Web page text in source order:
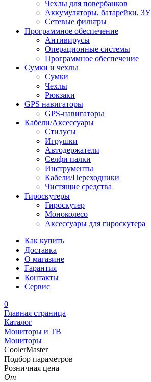
Чехлы для повербанков
Аккумуляторы, батарейки, ЗУ
Сетевые фильтры
Программное обеспечение
Антивирусы
Операционные системы
Программное обеспечение
Сумки и чехлы
Сумки
Чехлы
Рюкзаки
GPS навигаторы
GPS-навигаторы
Кабели/Аксессуары
Стилусы
Игрушки
Автодержатели
Селфи палки
Инструменты
Кабели/Переходники
Чистящие средства
Гироскутеры
Гироскутер
Моноколесо
Аксессуары для гироскутера
Как купить
Доставка
О магазине
Гарантия
Контакты
Сервис
0
Главная страница
Каталог
Мониторы и ТВ
Мониторы
CoolerMaster
Подбор параметров
Розничная цена
От